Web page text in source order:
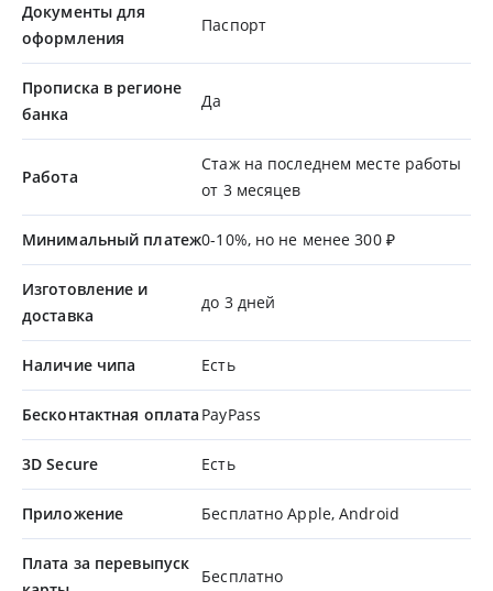
Документы для
оформления
Паспорт
Прописка в регионе
банка
Да
Работа
Стаж на последнем месте работы
от 3 месяцев
Минимальный платеж0-10%, но не менее 300 ₽
Изготовление и
доставка
до 3 дней
Наличие чипа Есть
Бесконтактная оплата PayPass
3D Secure Есть
Приложение Бесплатно Apple, Android
Плата за перевыпуск
Бесплатно